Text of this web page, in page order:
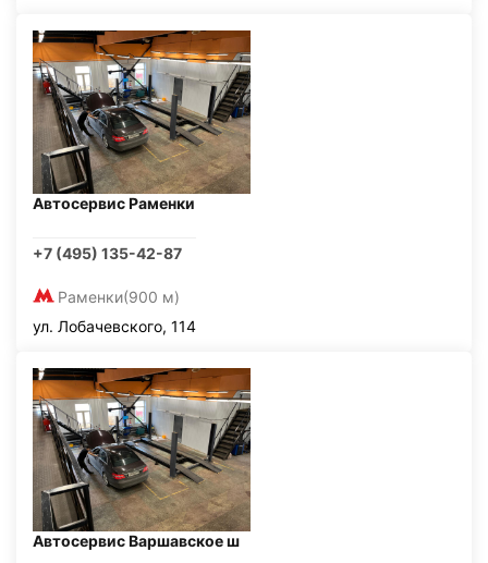
Автосервис Раменки
+7 (495) 135-42-87
Раменки(900 м)
ул. Лобачевского, 114
Автосервис Варшавское ш